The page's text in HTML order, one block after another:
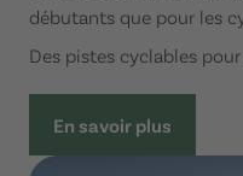
débutants que pour les
Des pistes cyclables
En savoir plus